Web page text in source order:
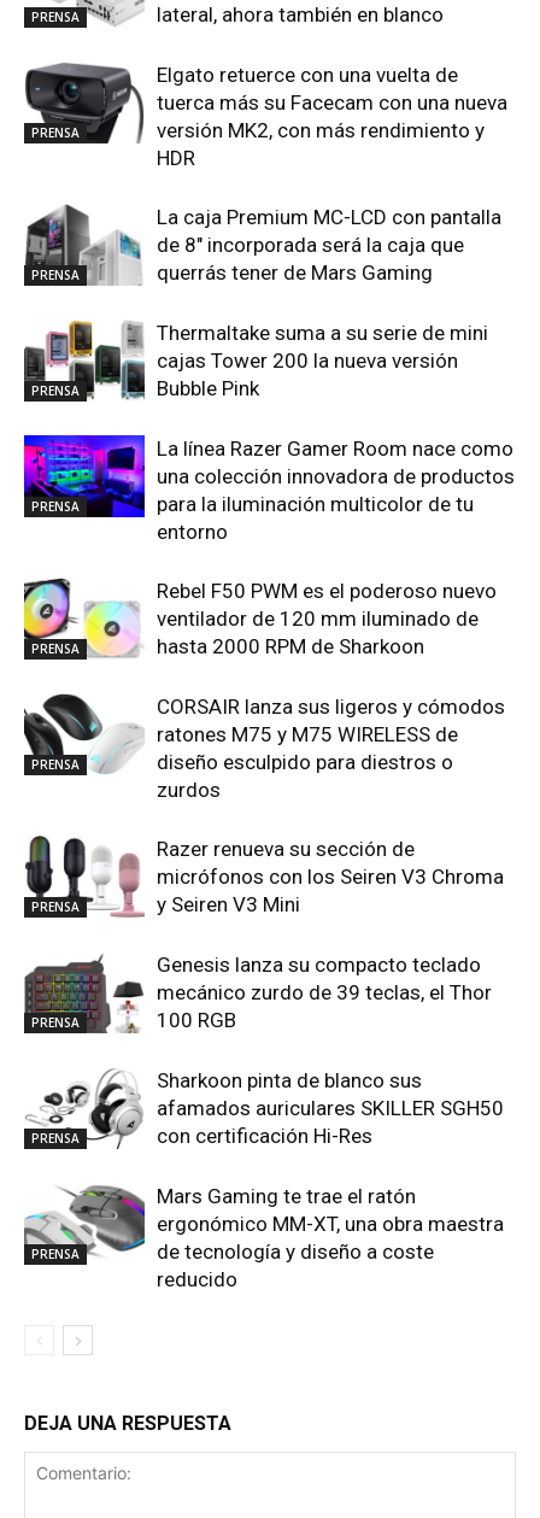
PRENSA
lateral, ahora también en blanco
PRENSA
Elgato retuerce con una vuelta de
tuerca más su Facecam con una nueva
versión MK2, con más rendimiento y
HDR
PRENSA
La caja Premium MC-LCD con pantalla
de 8″ incorporada será la caja que
querrás tener de Mars Gaming
PRENSA
Thermaltake suma a su serie de mini
cajas Tower 200 la nueva versión
Bubble Pink
PRENSA
La línea Razer Gamer Room nace como
una colección innovadora de productos
para la iluminación multicolor de tu
entorno
PRENSA
Rebel F50 PWM es el poderoso nuevo
ventilador de 120 mm iluminado de
hasta 2000 RPM de Sharkoon
PRENSA
CORSAIR lanza sus ligeros y cómodos
ratones M75 y M75 WIRELESS de
diseño esculpido para diestros o
zurdos
PRENSA
Razer renueva su sección de
micrófonos con los Seiren V3 Chroma
y Seiren V3 Mini
PRENSA
Genesis lanza su compacto teclado
mecánico zurdo de 39 teclas, el Thor
100 RGB
PRENSA
Sharkoon pinta de blanco sus
afamados auriculares SKILLER SGH50
con certificación Hi-Res
PRENSA
Mars Gaming te trae el ratón
ergonómico MM-XT, una obra maestra
de tecnología y diseño a coste
reducido
DEJA UNA RESPUESTA